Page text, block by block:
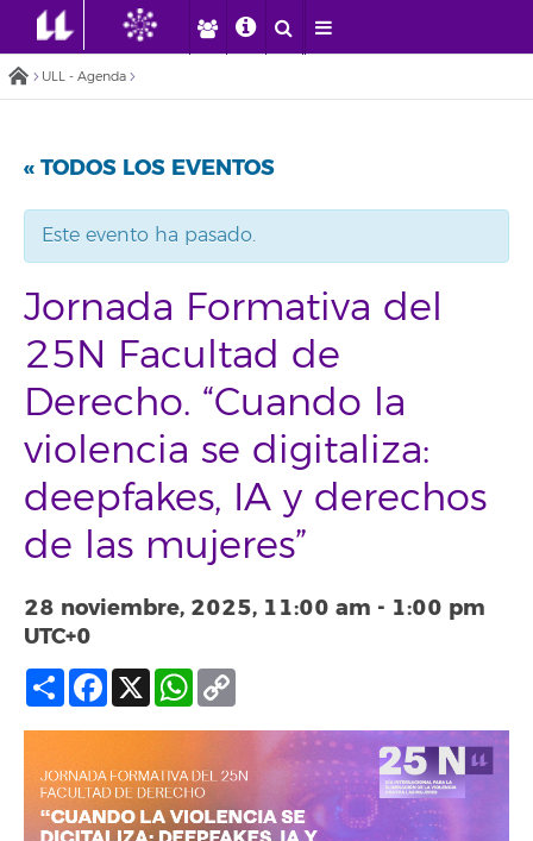
ULL - Agenda
« TODOS LOS EVENTOS
Este evento ha pasado.
Jornada Formativa del
25N Facultad de
Derecho. “Cuando la
violencia se digitaliza:
deepfakes, IA y derechos
de las mujeres”
28 noviembre, 2025, 11:00 am - 1:00 pm
UTC+0
Compartir
Facebook
X WhatsApp